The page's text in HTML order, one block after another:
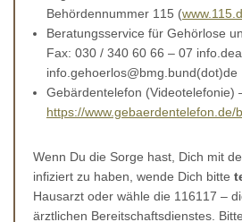
Behördennummer 115 (
Beratungsservice für Gehörlose
Fax: 030 / 340 60 66 – 07
info.gehoerlos@bmg.bund(dot)de
Gebärdentelefon (Videotelefonie)
https://www.gebaerdentelefon.de/
Wenn Du die Sorge hast, Dich mit
infiziert zu haben, wende Dich bitte
Hausarzt oder wähle die 116117 –
ärztlichen Bereitschaftsdienstes.